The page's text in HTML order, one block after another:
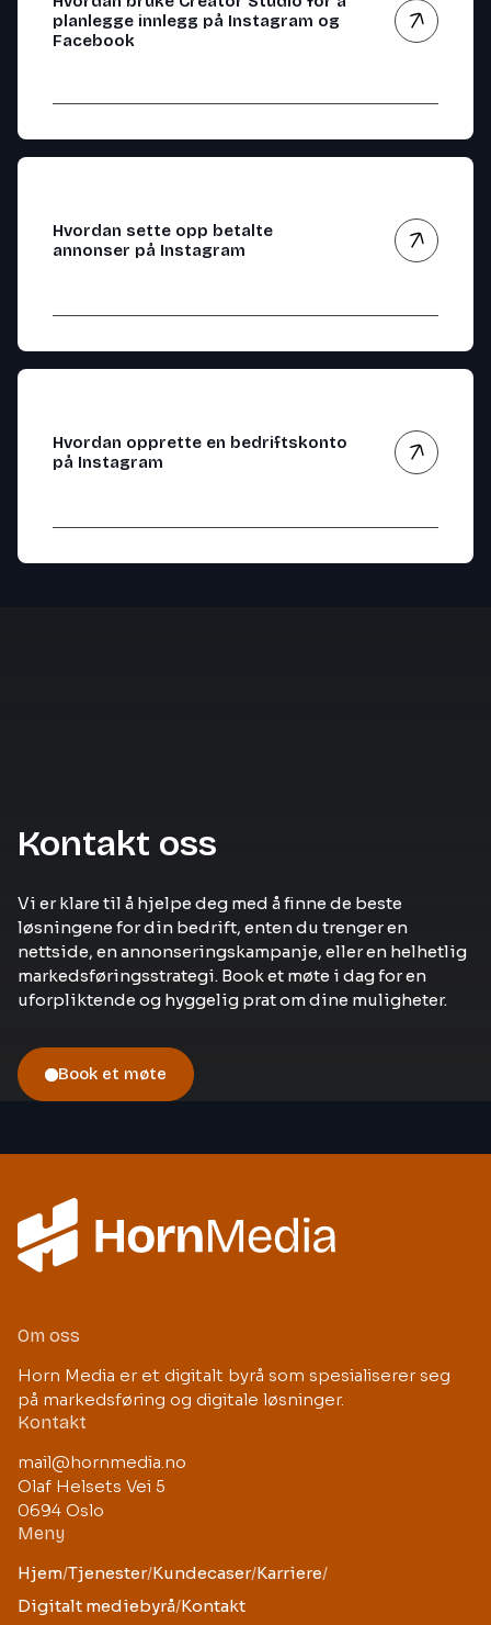
planlegge innlegg på Instagram og
Facebook
Hvordan sette opp betalte
annonser på Instagram
Hvordan opprette en bedriftskonto
på Instagram
Kontakt oss
Vi er klare til å hjelpe deg med å finne de beste
løsningene for din bedrift, enten du trenger en
nettside, en annonseringskampanje, eller en helhetlig
markedsføringsstrategi. Book et møte i dag for en
uforpliktende og hyggelig prat om dine muligheter.
Book et møte
Om oss
Horn Media er et digitalt byrå som spesialiserer seg
på markedsføring og digitale løsninger.
Kontakt
mail@hornmedia.no
Olaf Helsets Vei 5
0694 Oslo
Meny
Hjem/Tjenester/Kundecaser/Karriere/
Digitalt mediebyrå/Kontakt